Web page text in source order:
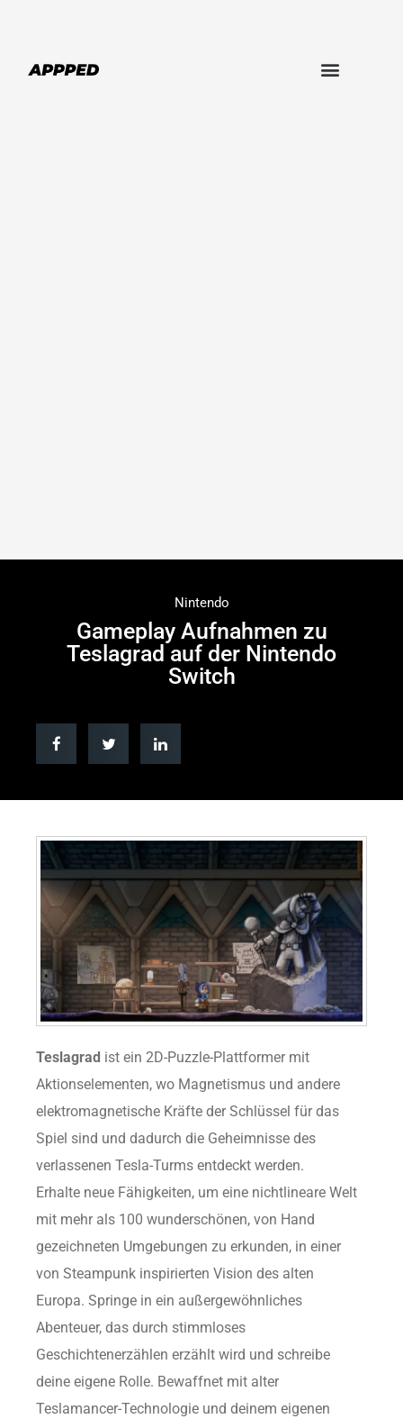
Nintendo
Gameplay Aufnahmen zu
Teslagrad auf der Nintendo
Switch
Teslagrad ist ein 2D-Puzzle-Plattformer mit
Aktionselementen, wo Magnetismus und andere
elektromagnetische Kräfte der Schlüssel für das
Spiel sind und dadurch die Geheimnisse des
verlassenen Tesla-Turms entdeckt werden.
Erhalte neue Fähigkeiten, um eine nichtlineare Welt
mit mehr als 100 wunderschönen, von Hand
gezeichneten Umgebungen zu erkunden, in einer
von Steampunk inspirierten Vision des alten
Europa. Springe in ein außergewöhnliches
Abenteuer, das durch stimmloses
Geschichtenerzählen erzählt wird und schreibe
deine eigene Rolle. Bewaffnet mit alter
Teslamancer-Technologie und deinem eigenen